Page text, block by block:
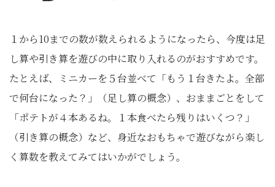
１から10までの数が数えられるようになったら、今度は足
し算や引き算を遊びの中に取り入れるのがおすすめです。
たとえば、ミニカーを５台並べて「もう１台きたよ。全部
で何台になった？」（足し算の概念）、おままごとをして
「ポテトが４本あるね。１本食べたら残りはいくつ？」
（引き算の概念）など、身近なおもちゃで遊びながら楽し
く算数を教えてみてはいかがでしょう。